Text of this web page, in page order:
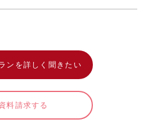
ンを詳しく聞きたい
料請求する